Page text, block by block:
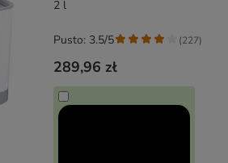
2 l
289,96 zł
Pusto: 3.5/5 (227)